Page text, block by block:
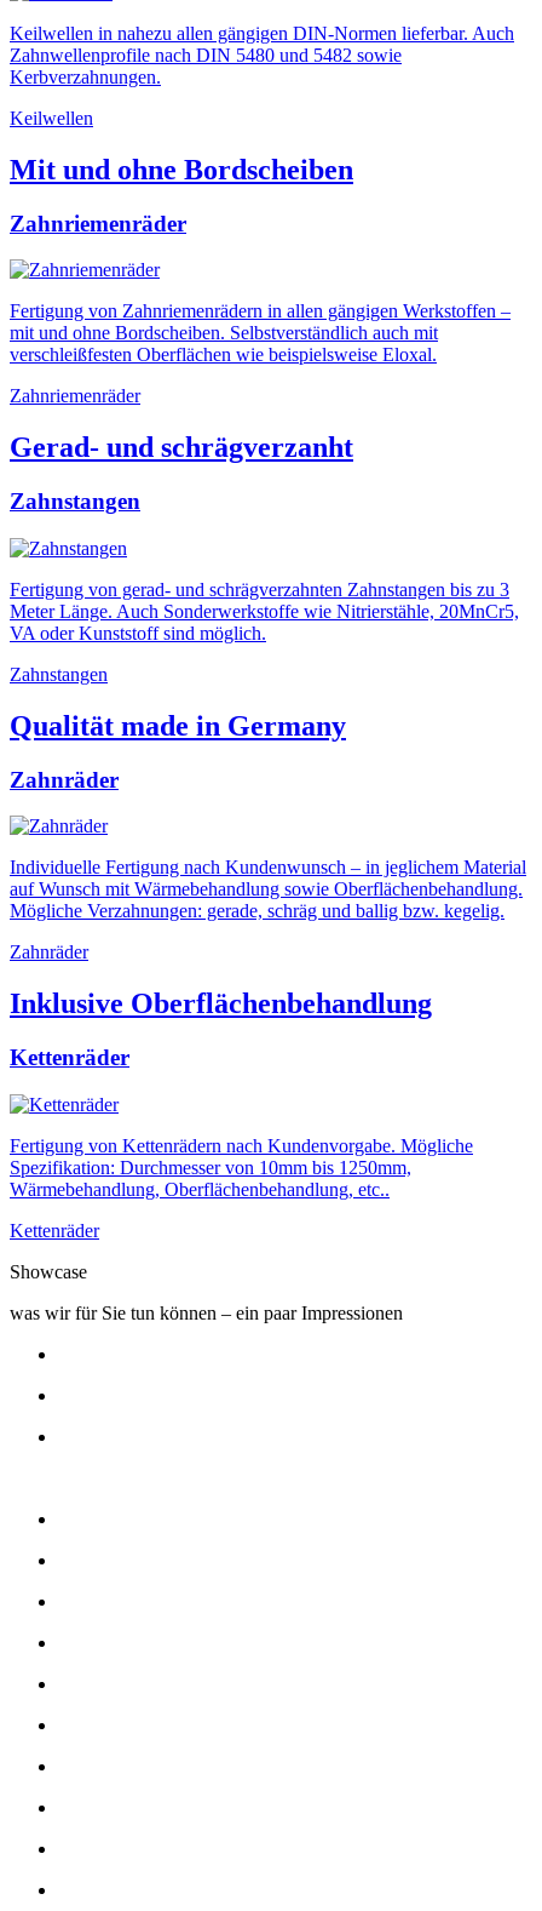
Keilwellen in nahezu allen gängigen DIN-Normen lieferbar. Auch
Zahnwellenprofile nach DIN 5480 und 5482 sowie
Kerbverzahnungen.
Keilwellen
Mit und ohne Bordscheiben
Zahnriemenräder
Fertigung von Zahnriemenrädern in allen gängigen Werkstoffen –
mit und ohne Bordscheiben. Selbstverständlich auch mit
verschleißfesten Oberflächen wie beispielsweise Eloxal.
Zahnriemenräder
Gerad- und schrägverzanht
Zahnstangen
Fertigung von gerad- und schrägverzahnten Zahnstangen bis zu 3
Meter Länge. Auch Sonderwerkstoffe wie Nitrierstähle, 20MnCr5,
VA oder Kunststoff sind möglich.
Zahnstangen
Qualität made in Germany
Zahnräder
Individuelle Fertigung nach Kundenwunsch – in jeglichem Material
auf Wunsch mit Wärmebehandlung sowie Oberflächenbehandlung.
Mögliche Verzahnungen: gerade, schräg und ballig bzw. kegelig.
Zahnräder
Inklusive Oberflächenbehandlung
Kettenräder
Fertigung von Kettenrädern nach Kundenvorgabe. Mögliche
Spezifikation: Durchmesser von 10mm bis 1250mm,
Wärmebehandlung, Oberflächenbehandlung, etc..
Kettenräder
Showcase
was wir für Sie tun können – ein paar Impressionen